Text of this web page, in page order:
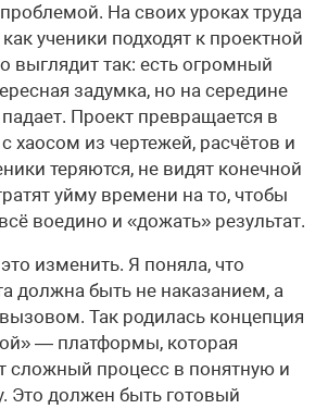
На своих уроках труда
ученики подходят к проектной
выглядит так: есть огромный
задумка, но на середине
Проект превращается в
с хаосом из чертежей, расчётов и
теряются, не видят конечной
уйму времени на то, чтобы
воедино и «дожать» результат.
изменить. Я поняла, что
должна быть не наказанием, а
Так родилась концепция
— платформы, которая
сложный процесс в понятную и
Это должен быть готовый